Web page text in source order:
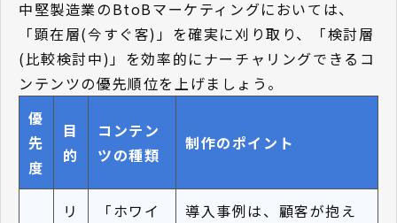
中堅製造業のBtoBマーケティングにおいては、
「顕在層(今すぐ客)」を確実に刈り取り、「検討層
(比較検討中)」を効率的にナーチャリングできるコ
ンテンツの優先順位を上げましょう。
優
先
度
目
的
コンテン
ツの種類
制作のポイント
リ
「ホワイ
導入事例は、顧客が抱え